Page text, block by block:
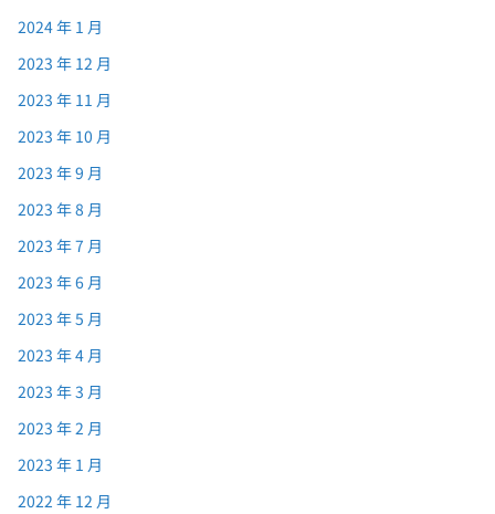
2024 年 1 月
2023 年 12 月
2023 年 11 月
2023 年 10 月
2023 年 9 月
2023 年 8 月
2023 年 7 月
2023 年 6 月
2023 年 5 月
2023 年 4 月
2023 年 3 月
2023 年 2 月
2023 年 1 月
2022 年 12 月